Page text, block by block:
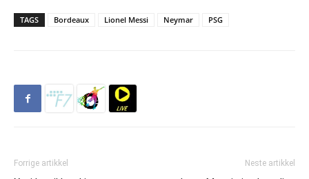
TAGS Bordeaux Lionel Messi Neymar PSG
Forrige artikkel Neste artikkel